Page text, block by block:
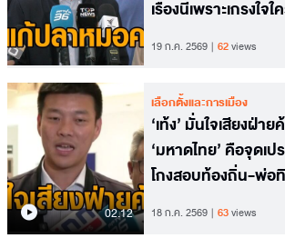
เรื่องนี้เพราะเกรงใจ
19 ก.ค. 2569 62views
02.12
เลือกตั้งและการเมือง
‘เท้ง’ มั่นใจเสียงฝ่า
‘มหาดไทย’ คือจุดเ
โกงสอบท้องถิ่น-พ่
18 ก.ค. 2569 63views